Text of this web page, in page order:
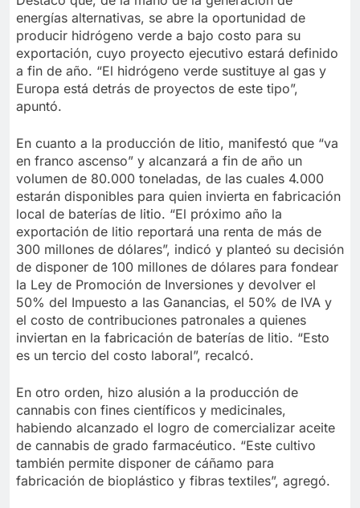
energías alternativas, se abre la oportunidad de
producir hidrógeno verde a bajo costo para su
exportación, cuyo proyecto ejecutivo estará definido
a fin de año. “El hidrógeno verde sustituye al gas y
Europa está detrás de proyectos de este tipo”,
apuntó.
En cuanto a la producción de litio, manifestó que “va
en franco ascenso” y alcanzará a fin de año un
volumen de 80.000 toneladas, de las cuales 4.000
estarán disponibles para quien invierta en fabricación
local de baterías de litio. “El próximo año la
exportación de litio reportará una renta de más de
300 millones de dólares”, indicó y planteó su decisión
de disponer de 100 millones de dólares para fondear
la Ley de Promoción de Inversiones y devolver el
50% del Impuesto a las Ganancias, el 50% de IVA y
el costo de contribuciones patronales a quienes
inviertan en la fabricación de baterías de litio. “Esto
es un tercio del costo laboral”, recalcó.
En otro orden, hizo alusión a la producción de
cannabis con fines científicos y medicinales,
habiendo alcanzado el logro de comercializar aceite
de cannabis de grado farmacéutico. “Este cultivo
también permite disponer de cáñamo para
fabricación de bioplástico y fibras textiles”, agregó.